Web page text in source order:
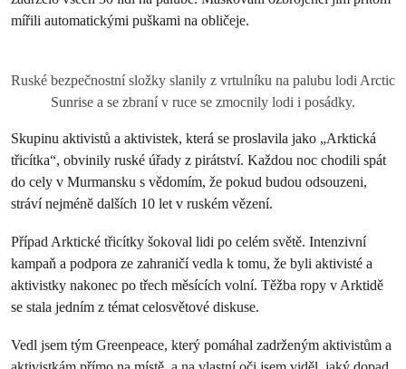
mířili automatickými puškami na obličeje.
Ruské bezpečnostní složky slanily z vrtulníku na palubu lodi Arctic
Sunrise a se zbraní v ruce se zmocnily lodi i posádky.
Skupinu aktivistů a aktivistek, která se proslavila jako „Arktická
třicítka“, obvinily ruské úřady z pirátství. Každou noc chodili spát
do cely v Murmansku s vědomím, že pokud budou odsouzeni,
stráví nejméně dalších 10 let v ruském vězení.
Případ Arktické třicítky šokoval lidi po celém světě. Intenzivní
kampaň a podpora ze zahraničí vedla k tomu, že byli aktivisté a
aktivistky nakonec po třech měsících volní. Těžba ropy v Arktidě
se stala jedním z témat celosvětové diskuse.
Vedl jsem tým Greenpeace, který pomáhal zadrženým aktivistům a